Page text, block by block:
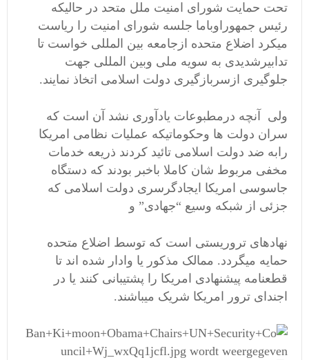
تحت حمایت شورای امنیت ملل متحد در حالیکه
رئیس جمهوراوباما جلسه شورای امنیت را ریاست
میکرد اضلاع متحده ازجامعه بین المللی خواست تا
تدابیرشدیدی به سویه ملی وبین المللی جهت
جلوگیری ازسربازگیری دولت اسلامی اتخاذ نمایند.
ولی آنچه درمطبوعات یادآوری نشد آن است که
سران دولت ها وحکوماتیکه عملیات نظامی امریکا
رابه ضد دولت اسلامی تائید کردند ذریعه خدمات
مخفی مربوط شان کاملا باخبر بودند که دستگاه
جاسوسی امریکا ایجادگرسری دولت اسلامی که
جزئی از شبکه وسیع “جهادی” و
نهادهای تروریستی است که توسط اضلاع متحده
حمایه میگردد. ممالک مذکور یا وادار شده اند تا
قطعنامه پیشنهادی امریکا را پشتیبانی کنند یا در
اجندای ترور امریکا شریک میباشند.